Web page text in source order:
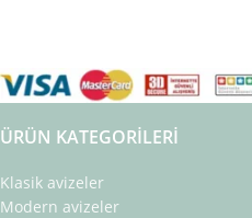
ÜRÜN KATEGORILERI
Klasik avizeler
Modern avizeler